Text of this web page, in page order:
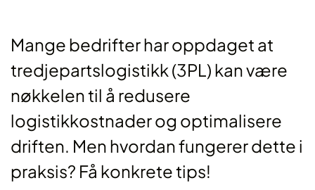
Mange bedrifter har oppdaget at
tredjepartslogistikk (3PL) kan være
nøkkelen til å redusere
logistikkostnader og optimalisere
driften. Men hvordan fungerer dette i
praksis? Få konkrete tips!